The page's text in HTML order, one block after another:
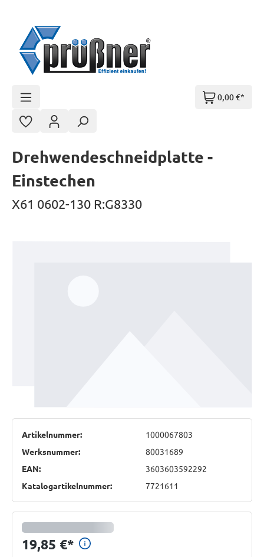
0,00 €*
Drehwendeschneidplatte -
Einstechen
X61 0602-130 R:G8330
Artikelnummer:
1000067803
Werksnummer:
80031689
EAN:
3603603592292
Katalogartikelnummer:
7721611
19,85 €* Preisinformationen anzeigen